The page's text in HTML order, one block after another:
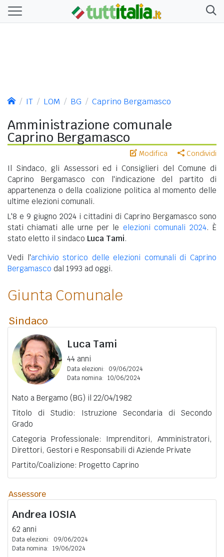
IT LOM BG Caprino Bergamasco
Amministrazione comunale
Caprino Bergamasco
Modifica Condividi
Il Sindaco, gli Assessori ed i Consiglieri del Comune di
Caprino Bergamasco con l'indicazione del partito di
appartenenza o della coalizione politica al momento delle
ultime elezioni comunali.
L'8 e 9 giugno 2024 i cittadini di Caprino Bergamasco sono
stati chiamati alle urne per le elezioni comunali 2024. È
stato eletto il sindaco Luca Tami.
Vedi l'archivio storico delle elezioni comunali di Caprino
Bergamasco dal 1993 ad oggi.
Giunta Comunale
Sindaco
Luca Tami
44 anni
Data elezioni:
09/06/2024
Data nomina: 10/06/2024
Nato a Bergamo (BG) il 22/04/1982
Titolo di Studio: Istruzione Secondaria di Secondo
Grado
Categoria Professionale: Imprenditori, Amministratori,
Direttori, Gestori e Responsabili di Aziende Private
Partito/Coalizione: Progetto Caprino
Assessore
Andrea IOSIA
62 anni
Data elezioni:
09/06/2024
Data nomina: 19/06/2024